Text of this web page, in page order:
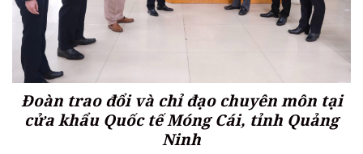
Đoàn trao đổi và chỉ đạo chuyên môn tại
cửa khẩu Quốc tế Móng Cái, tỉnh Quảng
Ninh